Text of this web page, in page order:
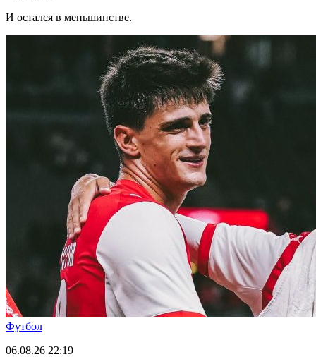
И остался в меньшинстве.
Футбол
06.08.26 22:19